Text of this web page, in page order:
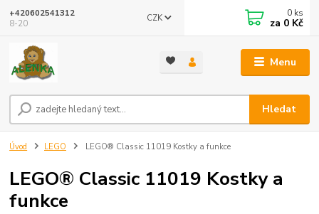
Menu
CZK
Hledat
+420602541312
8-20
0 ks
za 0 Kč
Úvod LEGO LEGO® Classic 11019 Kostky a funkce
LEGO® Classic 11019 Kostky a
funkce